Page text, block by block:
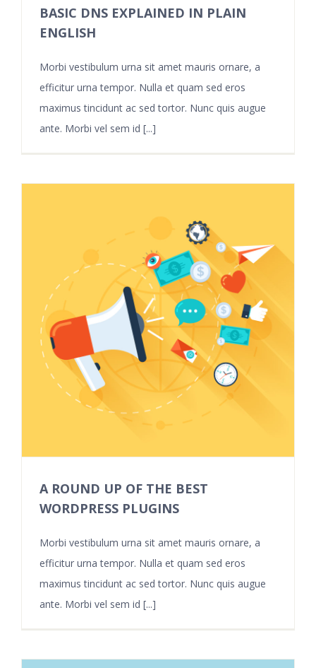
BASIC DNS EXPLAINED IN PLAIN
ENGLISH
Morbi vestibulum urna sit amet mauris ornare, a
efficitur urna tempor. Nulla et quam sed eros
maximus tincidunt ac sed tortor. Nunc quis augue
ante. Morbi vel sem id [...]
A ROUND UP OF THE BEST
WORDPRESS PLUGINS
Morbi vestibulum urna sit amet mauris ornare, a
efficitur urna tempor. Nulla et quam sed eros
maximus tincidunt ac sed tortor. Nunc quis augue
ante. Morbi vel sem id [...]